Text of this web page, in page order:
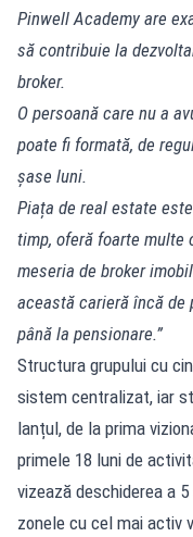
Pinwell Academy are
să contribuie la
broker.
O persoană care nu a
poate fi formată, de
șase luni.
Piața de real estate
timp, oferă foarte multe
meseria de broker
această carieră încă
până la pensionare.”
Structura grupului cu
sistem centralizat, iar
lanțul, de la prima
primele 18 luni de
vizează deschiderea a
zonele cu cel mai activ